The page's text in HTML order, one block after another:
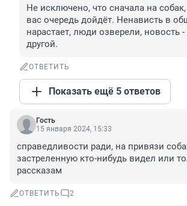
Не исключено, что сначала на
вас очередь дойдёт. Ненависть в
нарастает, люди озверели, новость
другой.
ОТВЕТИТЬ
Показать ещё 5 ответов
Гость
15 января 2024, 15:33
справедливости ради, на привязи
застреленную кто-нибудь видел или
рассказам
ОТВЕТИТЬ 2